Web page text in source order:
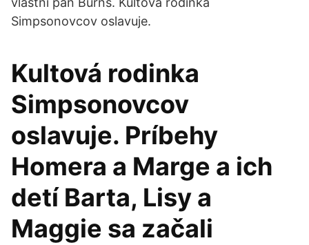
Simpsonovcov oslavuje.
Kultová rodinka
Simpsonovcov
oslavuje. Príbehy
Homera a Marge a ich
detí Barta, Lisy a
Maggie sa začali